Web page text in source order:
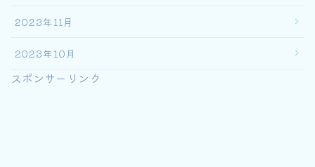
2023年11月
2023年10月
スポンサーリンク